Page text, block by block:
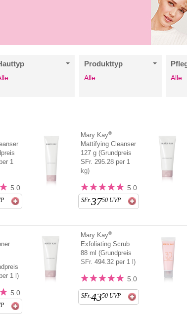
Produkttyp
Alle Alle
1
5.0
Mary Kay®
Mattifying Cleanser
127 g (Grundpreis
SFr. 295.28 per 1
kg)
5.0
SFr.3750 UVP
1 l)
5.0
Mary Kay®
Exfoliating Scrub
88 ml (Grundpreis
SFr. 494.32 per 1 l)
5.0
SFr.4350 UVP